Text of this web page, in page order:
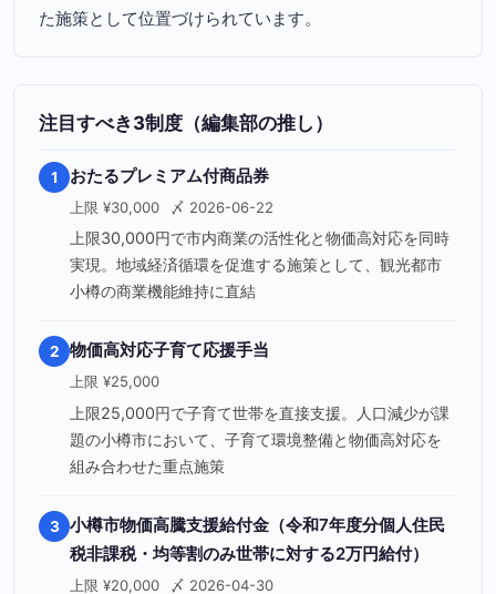
た施策として位置づけられています。
注目すべき3制度（編集部の推し）
1 おたるプレミアム付商品券
上限 ¥30,000 〆 2026-06-22
上限30,000円で市内商業の活性化と物価高対応を同時
実現。地域経済循環を促進する施策として、観光都市
小樽の商業機能維持に直結
2 物価高対応子育て応援手当
上限 ¥25,000
上限25,000円で子育て世帯を直接支援。人口減少が課
題の小樽市において、子育て環境整備と物価高対応を
組み合わせた重点施策
3 小樽市物価高騰支援給付金（令和7年度分個人住民
税非課税・均等割のみ世帯に対する2万円給付）
上限 ¥20,000 〆 2026-04-30